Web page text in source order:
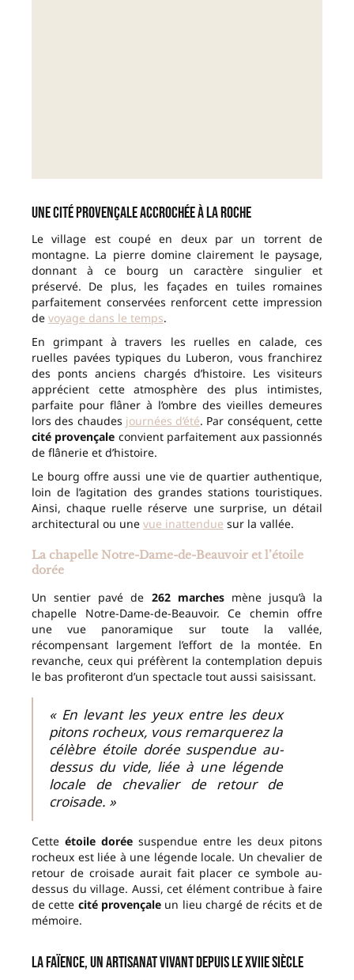
Une cité provençale accrochée à la roche
Le village est coupé en deux par un torrent de
montagne. La pierre domine clairement le paysage,
donnant à ce bourg un caractère singulier et
préservé. De plus, les façades en tuiles romaines
parfaitement conservées renforcent cette impression
de voyage dans le temps.
En grimpant à travers les ruelles en calade, ces
ruelles pavées typiques du Luberon, vous franchirez
des ponts anciens chargés d’histoire. Les visiteurs
apprécient cette atmosphère des plus intimistes,
parfaite pour flâner à l’ombre des vieilles demeures
lors des chaudes journées d’été. Par conséquent, cette
cité provençale convient parfaitement aux passionnés
de flânerie et d’histoire.
Le bourg offre aussi une vie de quartier authentique,
loin de l’agitation des grandes stations touristiques.
Ainsi, chaque ruelle réserve une surprise, un détail
architectural ou une vue inattendue sur la vallée.
La chapelle Notre-Dame-de-Beauvoir et l’étoile
dorée
Un sentier pavé de 262 marchesmène jusqu’à la
chapelle Notre-Dame-de-Beauvoir. Ce chemin offre
une vue panoramique sur toute la vallée,
récompensant largement l’effort de la montée. En
revanche, ceux qui préfèrent la contemplation depuis
le bas profiteront d’un spectacle tout aussi saisissant.
« En levant les yeux entre les deux
pitons rocheux, vous remarquerez la
célèbre étoile dorée suspendue au-
dessus du vide, liée à une légende
locale de chevalier de retour de
croisade. »
Cette étoile dorée suspendue entre les deux pitons
rocheux est liée à une légende locale. Un chevalier de
retour de croisade aurait fait placer ce symbole au-
dessus du village. Aussi, cet élément contribue à faire
de cette cité provençaleun lieu chargé de récits et de
mémoire.
La faïence, un artisanat vivant depuis le XVIIe siècle